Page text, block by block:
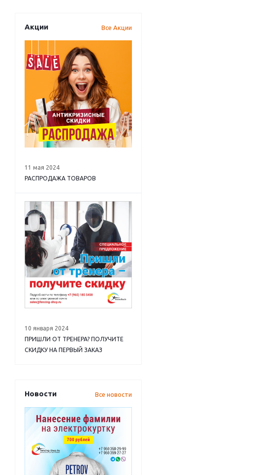
Акции Все Акции
11 мая 2024
РАСПРОДАЖА ТОВАРОВ
10 января 2024
ПРИШЛИ ОТ ТРЕНЕРА? ПОЛУЧИТЕ
СКИДКУ НА ПЕРВЫЙ ЗАКАЗ
Новости Все новости